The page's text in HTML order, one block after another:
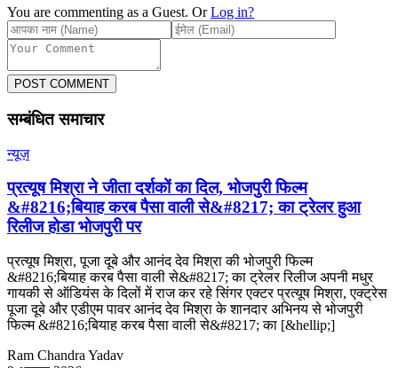
You are commenting as a Guest. Or Log in?
POST COMMENT
सम्बंधित समाचार
न्यूज़
प्रत्यूष मिश्रा ने जीता दर्शकों का दिल, भोजपुरी फिल्म
&#8216;बियाह करब पैसा वाली से&#8217; का ट्रेलर हुआ
रिलीज होडा भोजपुरी पर
प्रत्यूष मिश्रा, पूजा दूबे और आनंद देव मिश्रा की भोजपुरी फिल्म
&#8216;बियाह करब पैसा वाली से&#8217; का ट्रेलर रिलीज अपनी मधुर
गायकी से ऑडियंस के दिलों में राज कर रहे सिंगर एक्टर प्रत्यूष मिश्रा, एक्ट्रेस
पूजा दूबे और एडीएम पावर आनंद देव मिश्रा के शानदार अभिनय से भोजपुरी
फिल्म &#8216;बियाह करब पैसा वाली से&#8217; का [&hellip;]
Ram Chandra Yadav